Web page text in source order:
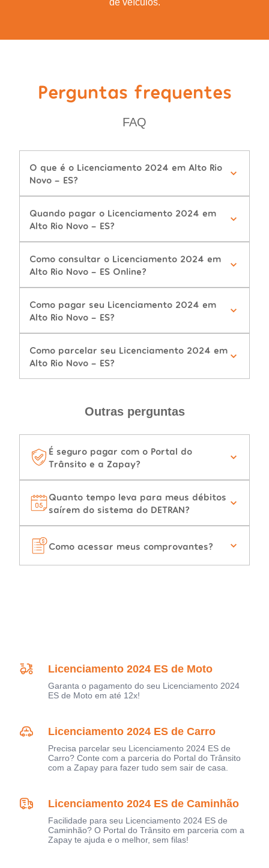
de veículos.
Perguntas frequentes
FAQ
O que é o Licenciamento 2024 em Alto Rio
Novo - ES?
Quando pagar o Licenciamento 2024 em
Alto Rio Novo - ES?
Como consultar o Licenciamento 2024 em
Alto Rio Novo - ES Online?
Como pagar seu Licenciamento 2024 em
Alto Rio Novo - ES?
Como parcelar seu Licenciamento 2024 em
Alto Rio Novo - ES?
Outras perguntas
É seguro pagar com o Portal do
Trânsito e a Zapay?
Quanto tempo leva para meus débitos
saírem do sistema do DETRAN?
Como acessar meus comprovantes?
Licenciamento 2024 ES de Moto
Garanta o pagamento do seu Licenciamento 2024
ES de Moto em até 12x!
Licenciamento 2024 ES de Carro
Precisa parcelar seu Licenciamento 2024 ES de
Carro? Conte com a parceria do Portal do Trânsito
com a Zapay para fazer tudo sem sair de casa.
Licenciamento 2024 ES de Caminhão
Facilidade para seu Licenciamento 2024 ES de
Caminhão? O Portal do Trânsito em parceria com a
Zapay te ajuda e o melhor, sem filas!